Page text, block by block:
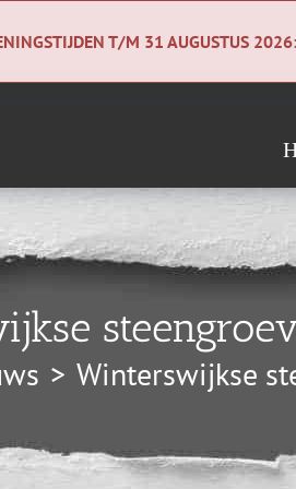
T/M 31 AUGUSTUS 2026
Wie steunen
Vrienden
Begunstigers
Sponsors
Winterswijkse